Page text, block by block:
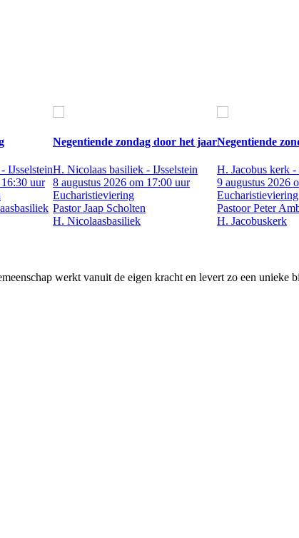
IJsselstein
uur
Negentiende zondag door het jaar
H. Nicolaas basiliek - IJsselstein
8 augustus 2026 om 17:00 uur
Eucharistieviering
Pastor Jaap Scholten
H. Nicolaasbasiliek
Negentiende
H. Jacobus kerk
9 augustus 2026
Eucharistieviering
Pastoor Peter
H. Jacobuskerk
werkt vanuit de eigen kracht en levert zo een unieke